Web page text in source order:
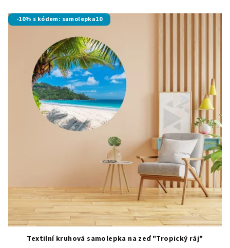
-10% s kódem: samolepka10
Textilní kruhová samolepka na zeď "Tropický ráj"